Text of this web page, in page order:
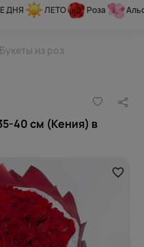
ДНЯ ЛЕТО Роза
Букеты из роз
40 см (Кения) в